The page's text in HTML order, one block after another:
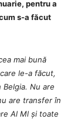
pentru a
s-a făcut
mai bună
le-a făcut,
Nu are
are transfer în
Al Ml și toate